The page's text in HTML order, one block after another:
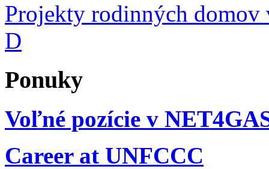
Projekty rodinných domov
D
Ponuky
Voľné pozície v
Career at UNFCCC